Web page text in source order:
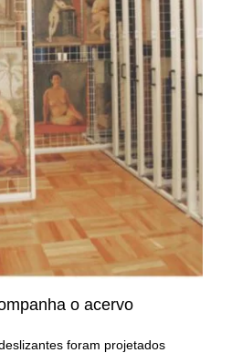
o acervo
foram projetados